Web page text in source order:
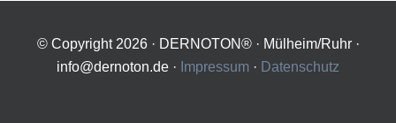
© Copyright 2026 · DERNOTON® · Mülheim/Ruhr ·
info@dernoton.de · Impressum · Datenschutz